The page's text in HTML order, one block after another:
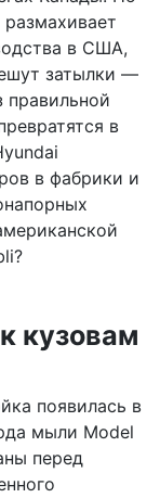
в США,
затылки —
правильной
в
в фабрики и
кузовам
появилась в
мыли Model
перед